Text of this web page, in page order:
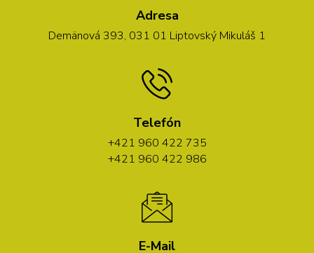
Adresa
Demänová 393, 031 01 Liptovský Mikuláš 1
Telefón
+421 960 422 735
+421 960 422 986
E-Mail